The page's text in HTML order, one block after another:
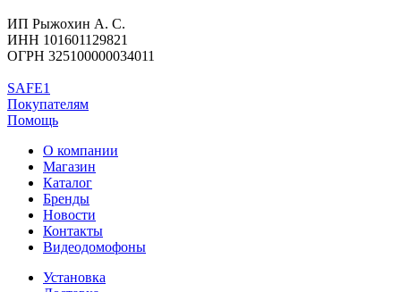
ИП Рыжохин А. С.
ИНН 101601129821
ОГРН 325100000034011
SAFE1
Покупателям
Помощь
О компании
Магазин
Каталог
Бренды
Новости
Контакты
Видеодомофоны
Установка